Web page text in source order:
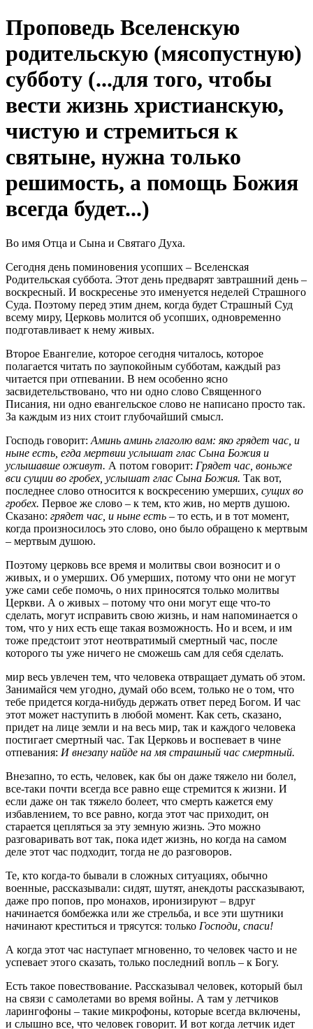
Проповедь Вселенскую
родительскую (мясопустную)
субботу (...для того, чтобы
вести жизнь христианскую,
чистую и стремиться к
святыне, нужна только
решимость, а помощь Божия
всегда будет...)
Во имя Отца и Сына и Святаго Духа.
Сегодня день поминовения усопших – Вселенская
Родительская суббота. Этот день предварят завтрашний день –
воскресный. И воскресенье это именуется неделей Страшного
Суда. Поэтому перед этим днем, когда будет Страшный Суд
всему миру, Церковь молится об усопших, одновременно
подготавливает к нему живых.
Второе Евангелие, которое сегодня читалось, которое
полагается читать по заупокойным субботам, каждый раз
читается при отпевании. В нем особенно ясно
засвидетельствовано, что ни одно слово Священного
Писания, ни одно евангельское слово не написано просто так.
За каждым из них стоит глубочайший смысл.
Господь говорит: Аминь аминь глаголю вам: яко грядет час, и
ныне есть, егда мертвии услышат глас Сына Божия и
услышавше оживут. А потом говорит: Грядет час, воньже
вси сущии во гробех, услышат глас Сына Божия. Так вот,
последнее слово относится к воскресению умерших, сущих во
гробех. Первое же слово – к тем, кто жив, но мертв душою.
Сказано: грядет час, и ныне есть – то есть, и в тот момент,
когда произносилось это слово, оно было обращено к мертвым
– мертвым душою.
Поэтому церковь все время и молитвы свои возносит и о
живых, и о умерших. Об умерших, потому что они не могут
уже сами себе помочь, о них приносятся только молитвы
Церкви. А о живых – потому что они могут еще что-то
сделать, могут исправить свою жизнь, и нам напоминается о
том, что у них есть еще такая возможность. Но и всем, и им
тоже предстоит этот неотвратимый смертный час, после
которого ты уже ничего не сможешь сам для себя сделать.
мир весь увлечен тем, что человека отвращает думать об этом.
Занимайся чем угодно, думай обо всем, только не о том, что
тебе придется когда-нибудь держать ответ перед Богом. И час
этот может наступить в любой момент. Как сеть, сказано,
придет на лице земли и на весь мир, так и каждого человека
постигает смертный час. Так Церковь и воспевает в чине
отпевания: И внезапу найде на мя страшный час смертный.
Внезапно, то есть, человек, как бы он даже тяжело ни болел,
все-таки почти всегда все равно еще стремится к жизни. И
если даже он так тяжело болеет, что смерть кажется ему
избавлением, то все равно, когда этот час приходит, он
старается цепляться за эту земную жизнь. Это можно
разговаривать вот так, пока идет жизнь, но когда на самом
деле этот час подходит, тогда не до разговоров.
Те, кто когда-то бывали в сложных ситуациях, обычно
военные, рассказывали: сидят, шутят, анекдоты рассказывают,
даже про попов, про монахов, иронизируют – вдруг
начинается бомбежка или же стрельба, и все эти шутники
начинают креститься и трясутся: только Господи, спаси!
А когда этот час наступает мгновенно, то человек часто и не
успевает этого сказать, только последний вопль – к Богу.
Есть такое повествование. Рассказывал человек, который был
на связи с самолетами во время войны. А там у летчиков
ларингофоны – такие микрофоны, которые всегда включены,
и слышно все, что человек говорит. И вот когда летчик идет